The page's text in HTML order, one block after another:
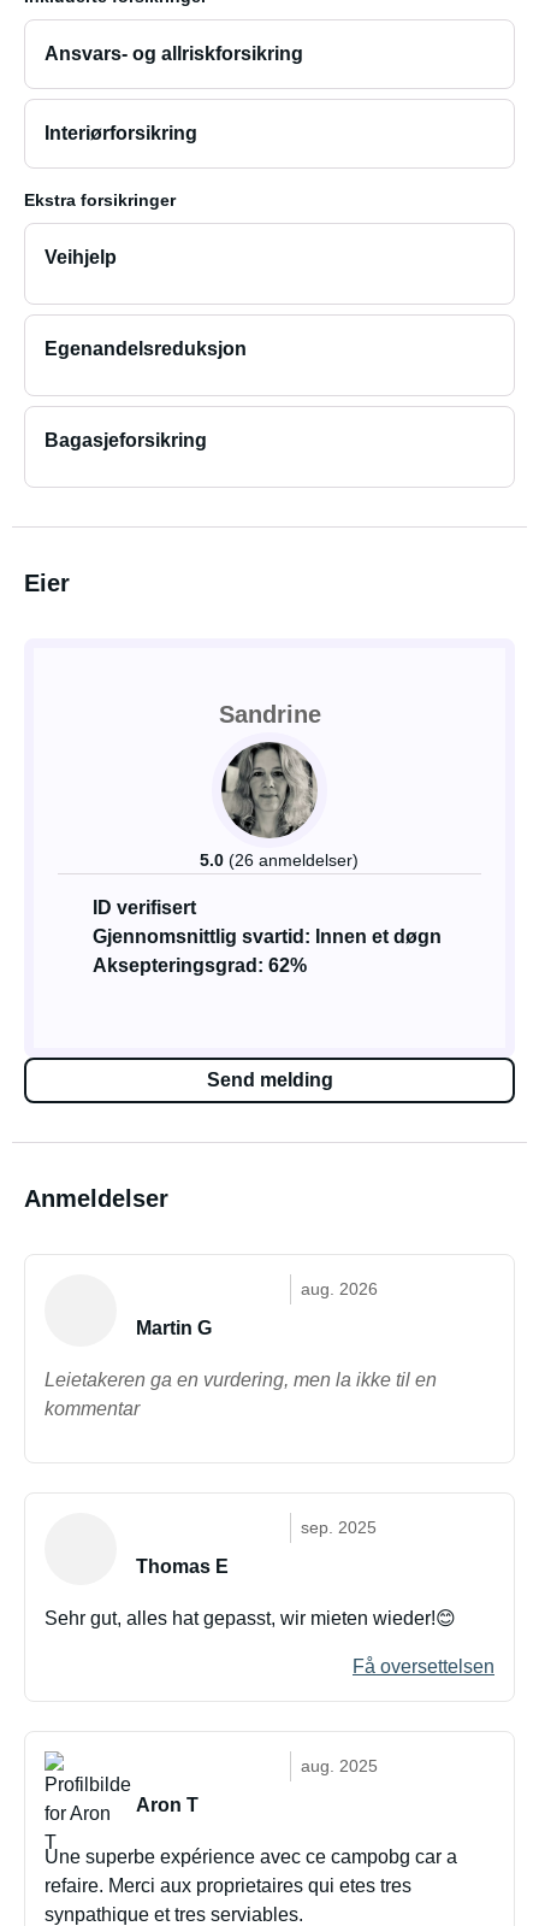
Ansvars- og allriskforsikring
Interiørforsikring
Ekstra forsikringer
Veihjelp
Egenandelsreduksjon
Bagasjeforsikring
Eier
Sandrine
5.0 (26 anmeldelser)
ID verifisert
Gjennomsnittlig svartid: Innen et døgn
Aksepteringsgrad: 62%
Send melding
Anmeldelser
aug. 2026
Martin G
Leietakeren ga en vurdering, men la ikke til en
kommentar
sep. 2025
Thomas E
Sehr gut, alles hat gepasst, wir mieten wieder!😊
Få oversettelsen
aug. 2025
Aron T
Une superbe expérience avec ce campobg car a
refaire. Merci aux proprietaires qui etes tres
synpathique et tres serviables.